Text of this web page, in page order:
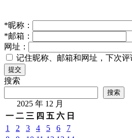
*昵称：
*邮箱：
网址：
记住昵称、邮箱和网址，下次评
提交
搜索
搜索
2025 年 12 月
一 二 三 四 五 六 日
1
2 3 4 5 6
7